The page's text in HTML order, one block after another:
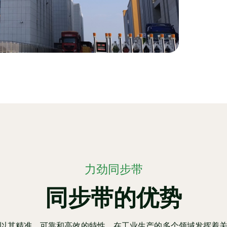
力劲同步带
同步带的优势